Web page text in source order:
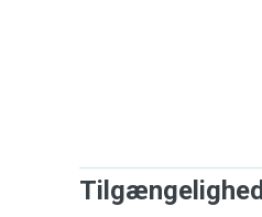
Tilgængelighed